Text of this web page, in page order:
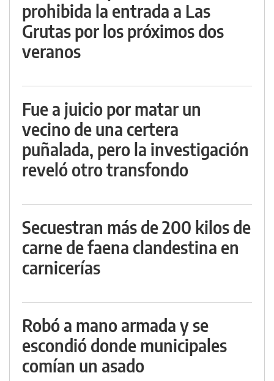
prohibida la entrada a Las
Grutas por los próximos dos
veranos
Fue a juicio por matar un
vecino de una certera
puñalada, pero la investigación
reveló otro transfondo
Secuestran más de 200 kilos de
carne de faena clandestina en
carnicerías
Robó a mano armada y se
escondió donde municipales
comían un asado